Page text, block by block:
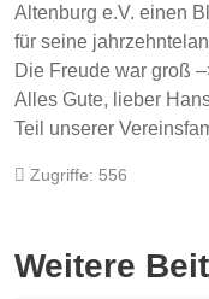
Altenburg e.V. einen
für seine
Die Freude war groß
Alles Gute, lieber
Teil unserer
Zugriffe: 556
Weitere